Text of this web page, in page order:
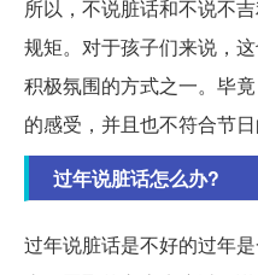
所以，不说脏话和不说不
规矩。对于孩子们来说，
积极氛围的方式之一。毕
的感受，并且也不符合节日
过年说脏话怎么办?
过年说脏话是不好的过年